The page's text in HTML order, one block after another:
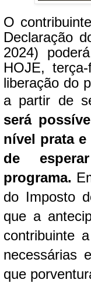
O
Declaração
2024)
HOJE,
liberação do
a partir de
será
nível prata
de
programa.
do Imposto
que a
contribuinte
necessárias
que